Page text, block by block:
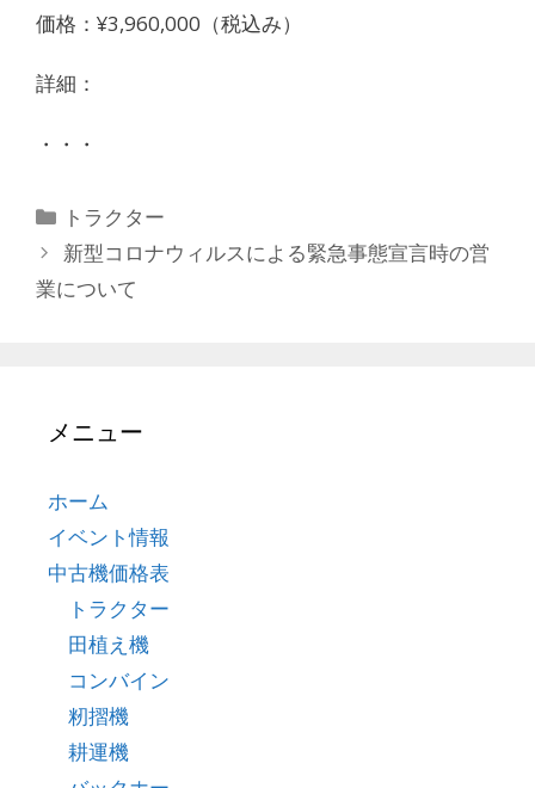
価格：¥3,960,000（税込み）
詳細：
・・・
カ
テ
ゴ
リ
トラクター
新型コロナウィルスによる緊急事態宣言時の営
業について
メニュー
ホーム
イベント情報
中古機価格表
トラクター
田植え機
コンバイン
籾摺機
耕運機